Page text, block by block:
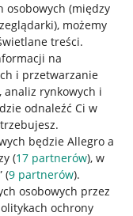
osobowych (między
, możemy
treści.
na
i przetwarzanie
analiz rynkowych i
odnaleźć Ci w
będzie Allegro a
(17 partnerów), w
(9 partnerów).
osobowych przez
ochrony